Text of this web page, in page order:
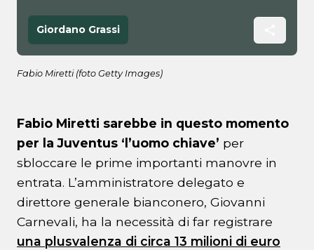
Giordano Grassi
Fabio Miretti (foto Getty Images)
Fabio Miretti sarebbe in questo momento
per la Juventus ‘l’uomo chiave’ per
sbloccare le prime importanti manovre in
entrata. L’amministratore delegato e
direttore generale bianconero, Giovanni
Carnevali, ha la necessità di far registrare
una plusvalenza di circa 13 milioni di euro